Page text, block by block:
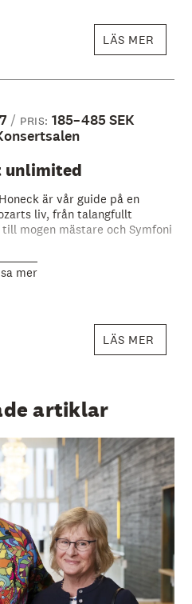
LÄS MER
PRIS: 185–485 SEK
unlimited
är vår guide på en
liv, från talangfullt
mogen mästare och Symfoni
mer
LÄS MER
artiklar